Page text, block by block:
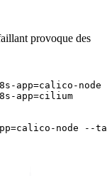
provoque des
app=calico-node
app=cilium
node --